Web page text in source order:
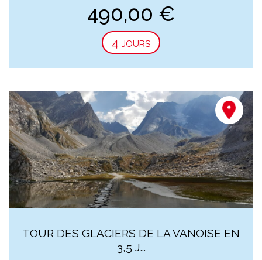
490,00 €
4 jours
TOUR DES GLACIERS DE LA VANOISE EN
3,5 J...